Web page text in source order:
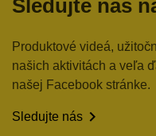
Sledujte nás
Produktové videá,
našich aktivitách a veľa
našej Facebook stránke.
Sledujte nás 